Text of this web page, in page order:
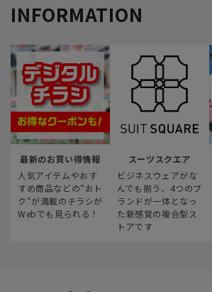
INFORMATION
最新のお買い得情報
人気アイテムやおす
すめ商品などの“おト
ク“が満載のチラシが
Webでも見られる！
スーツスクエア
ビジネスウェアがな
んでも揃う、4つのブ
ランドが一体となっ
た新感覚の複合型ス
トアです